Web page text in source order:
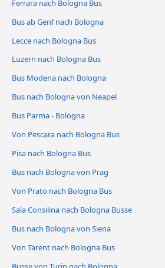
Ferrara nach Bologna Bus
Bus ab Genf nach Bologna
Lecce nach Bologna Bus
Luzern nach Bologna Bus
Bus Modena nach Bologna
Bus nach Bologna von Neapel
Bus Parma - Bologna
Von Pescara nach Bologna Bus
Pisa nach Bologna Bus
Bus nach Bologna von Prag
Von Prato nach Bologna Bus
Sala Consilina nach Bologna Busse
Bus nach Bologna von Siena
Von Tarent nach Bologna Bus